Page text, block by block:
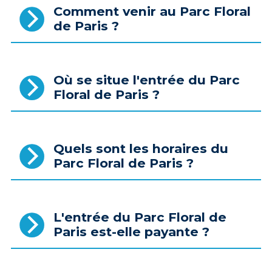
Comment venir au Parc Floral
de Paris ?
Où se situe l'entrée du Parc
Floral de Paris ?
Quels sont les horaires du
Parc Floral de Paris ?
L'entrée du Parc Floral de
Paris est-elle payante ?